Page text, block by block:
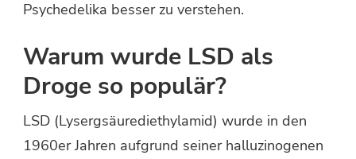
Psychedelika besser zu verstehen.
Warum wurde LSD als
Droge so populär?
LSD (Lysergsäurediethylamid) wurde in den
1960er Jahren aufgrund seiner halluzinogenen